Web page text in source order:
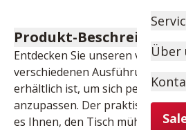
Über
Produkt-Beschreibung
Entdecken Sie unseren
verschiedenen Ausführungen
erhältlich ist, um sich perfekt an
anzupassen. Der praktische
es Ihnen, den Tisch mühelos zu